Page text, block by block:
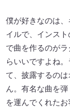
僕が好きなのは
イルで、インス
で曲を作るのが
らいいですよね
て、披露するの
ん。有名な曲を
を運んでくれた